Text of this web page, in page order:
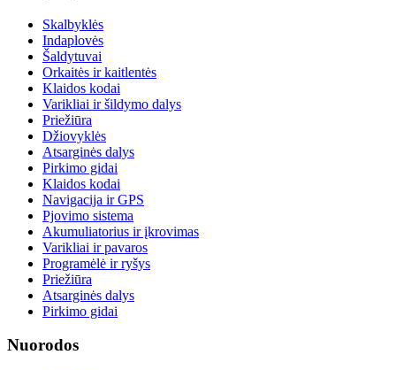
Skalbyklės
Indaplovės
Šaldytuvai
Orkaitės ir kaitlentės
Klaidos kodai
Varikliai ir šildymo dalys
Priežiūra
Džiovyklės
Atsarginės dalys
Pirkimo gidai
Klaidos kodai
Navigacija ir GPS
Pjovimo sistema
Akumuliatorius ir įkrovimas
Varikliai ir pavaros
Programėlė ir ryšys
Priežiūra
Atsarginės dalys
Pirkimo gidai
Nuorodos